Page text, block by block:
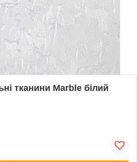
тканини Marble білий